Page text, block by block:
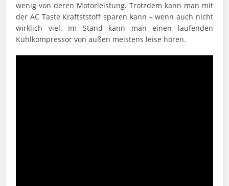
wenig von deren Motorleistung. Trotzdem kann man mit
der AC Taste Kraftststoff sparen kann – wenn auch nicht
wirklich viel. Im Stand kann man einen laufenden
Kühlkompressor von außen meistens leise hören.